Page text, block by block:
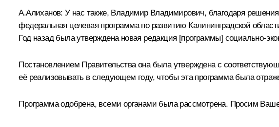
А.Алиханов:У нас также, Владимир Владимирович, благодаря
федеральная целевая программа по развитию Калининградской
Год назад была утверждена новая редакция [программы] социально-
Постановлением Правительства она была утверждена с
её реализовывать в следующем году, чтобы эта программа была
Программа одобрена, всеми органами была рассмотрена. Просим